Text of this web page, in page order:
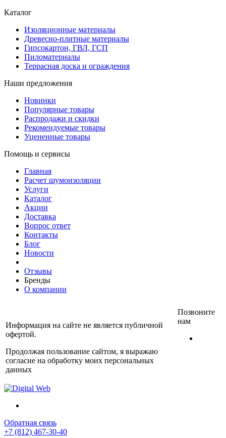
Каталог
Изоляционные материалы
Древесно-плитные материалы
Гипсокартон, ГВЛ, ГСП
Пиломатериалы
Террасная доска и ограждения
Наши предложения
Новинки
Популярные товары
Распродажи и скидки
Рекомендуемые товары
Уцененные товары
Помощь и сервисы
Главная
Расчет шумоизоляции
Услуги
Каталог
Акции
Доставка
Вопрос ответ
Контакты
Блог
Новости
Отзывы
Бренды
О компании
Информация на сайте не является публичной
офертой.
Продолжая пользование сайтом, я выражаю
согласие на обработку моих персональных
данных
Позвоните
нам
Обратная связь
+7 (812) 467-30-40